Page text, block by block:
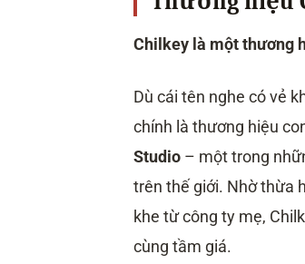
Chilkey là một thương
Dù cái tên nghe có vẻ
chính là thương hiệu
Studio – một trong
trên thế giới. Nhờ thừa
khe từ công ty mẹ,
cùng tầm giá.